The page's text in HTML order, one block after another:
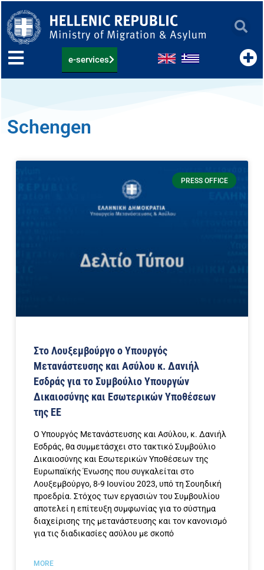
to
content
e-services
Schengen
PRESS OFFICE
Στο Λουξεμβούργο ο Υπουργός
Μετανάστευσης και Ασύλου κ. Δανιήλ
Εσδράς για το Συμβούλιο Υπουργών
Δικαιοσύνης και Εσωτερικών Υποθέσεων
της ΕΕ
Ο Υπουργός Μετανάστευσης και Ασύλου, κ. Δανιήλ
Εσδράς, θα συμμετάσχει στο τακτικό Συμβούλιο
Δικαιοσύνης και Εσωτερικών Υποθέσεων της
Ευρωπαϊκής Ένωσης που συγκαλείται στο
Λουξεμβούργο, 8-9 Ιουνίου 2023, υπό τη Σουηδική
προεδρία. Στόχος των εργασιών του Συμβουλίου
αποτελεί η επίτευξη συμφωνίας για το σύστημα
διαχείρισης της μετανάστευσης και τον κανονισμό
για τις διαδικασίες ασύλου με σκοπό
MORE